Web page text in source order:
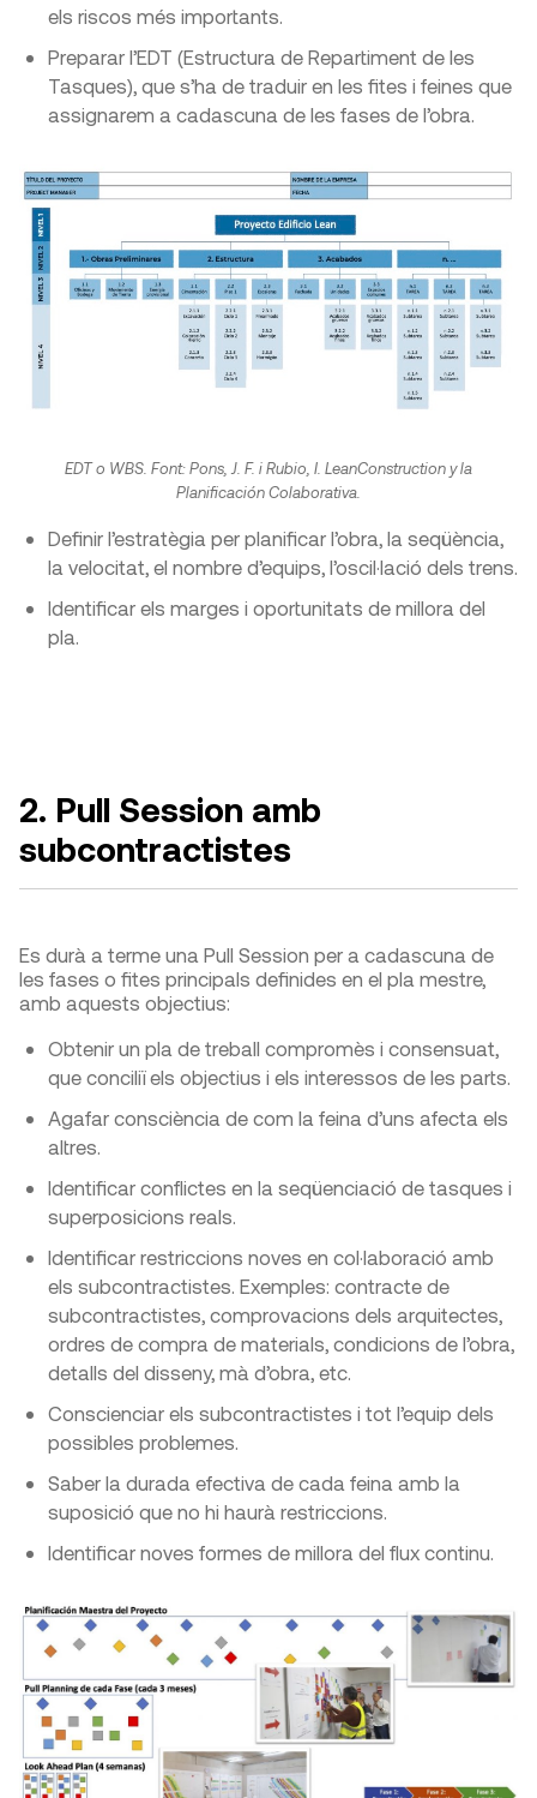
els riscos més importants.
Preparar l’EDT (Estructura de Repartiment de les
Tasques), que s’ha de traduir en les fites i feines que
assignarem a cadascuna de les fases de l’obra.
EDT o WBS. Font: Pons, J. F. i Rubio, I. LeanConstruction y la
Planificación Colaborativa
Definir l’estratègia per planificar l’obra, la seqüència,
la velocitat, el nombre d’equips, l’oscil·lació dels trens.
Identificar els marges i oportunitats de millora del
pla.
2. Pull Session amb
subcontractistes
Es durà a terme una Pull Session per a cadascuna de
les fases o fites principals definides en el pla mestre,
amb aquests objectius:
Obtenir un pla de treball compromès i consensuat,
que conciliï els objectius i els interessos de les parts.
Agafar consciència de com la feina d’uns afecta els
altres.
Identificar conflictes en la seqüenciació de tasques i
superposicions reals.
Identificar restriccions noves en col·laboració amb
els subcontractistes. Exemples: contracte de
subcontractistes, comprovacions dels arquitectes,
ordres de compra de materials, condicions de l’obra,
detalls del disseny, mà d’obra, etc.
Conscienciar els subcontractistes i tot l’equip dels
possibles problemes.
Saber la durada efectiva de cada feina amb la
suposició que no hi haurà restriccions.
Identificar noves formes de millora del flux continu.